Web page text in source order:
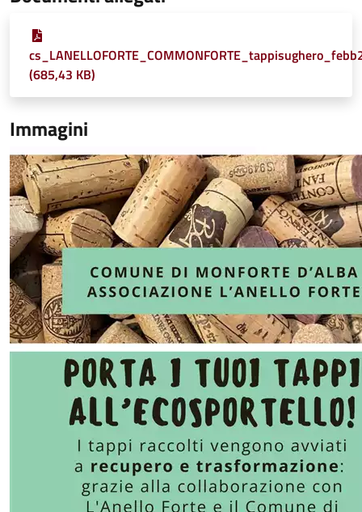
(685,43 KB)
Immagini